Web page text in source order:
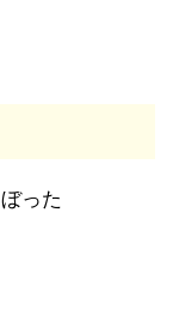
った